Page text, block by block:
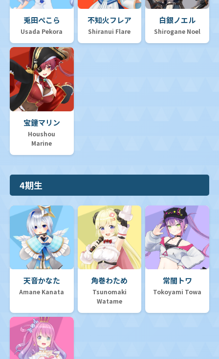
兎田ぺこら
Usada Pekora
不知火フレア
Shiranui Flare
白銀ノエル
Shirogane Noel
宝鐘マリン
Houshou
Marine
4期生
天音かなた
Amane Kanata
角巻わため
Tsunomaki
Watame
常闇トワ
Tokoyami Towa